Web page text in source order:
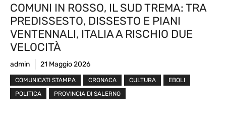
COMUNI IN ROSSO, IL SUD TREMA: TRA
PREDISSESTO, DISSESTO E PIANI
VENTENNALI, ITALIA A RISCHIO DUE
VELOCITÀ
admin 21 Maggio 2026
COMUNICATI STAMPA CRONACA CULTURA
EBOLI
POLITICA
PROVINCIA DI SALERNO